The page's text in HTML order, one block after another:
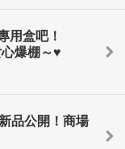
用盒吧！
爆棚～♥
品公開！商場